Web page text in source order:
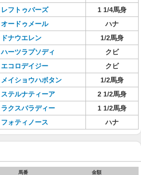
レフトゥバーズ
1 1/4馬身
オードゥメール
ハナ
ドナウエレン
1/2馬身
ハーツラプソディ
クビ
エコロデイジー
クビ
メイショウハボタン
1/2馬身
ステルナティーア
2 1/2馬身
ラクスバラディー
1 1/2馬身
フォティノース ハナ
馬番 金額